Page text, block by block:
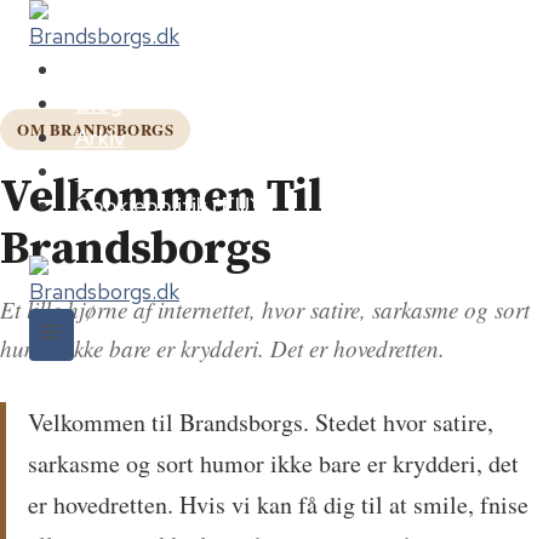
Fortsæt
indhold
Blog
Arkiv
Om os
Cookiepolitik (EU)
OM BRANDSBORGS
Velkommen Til
Brandsborgs
Et lille hjørne af internettet, hvor satire, sarkasme og sort
humor ikke bare er krydderi. Det er hovedretten.
Velkommen til Brandsborgs. Stedet hvor satire,
sarkasme og sort humor ikke bare er krydderi, det
er hovedretten. Hvis vi kan få dig til at smile, fnise